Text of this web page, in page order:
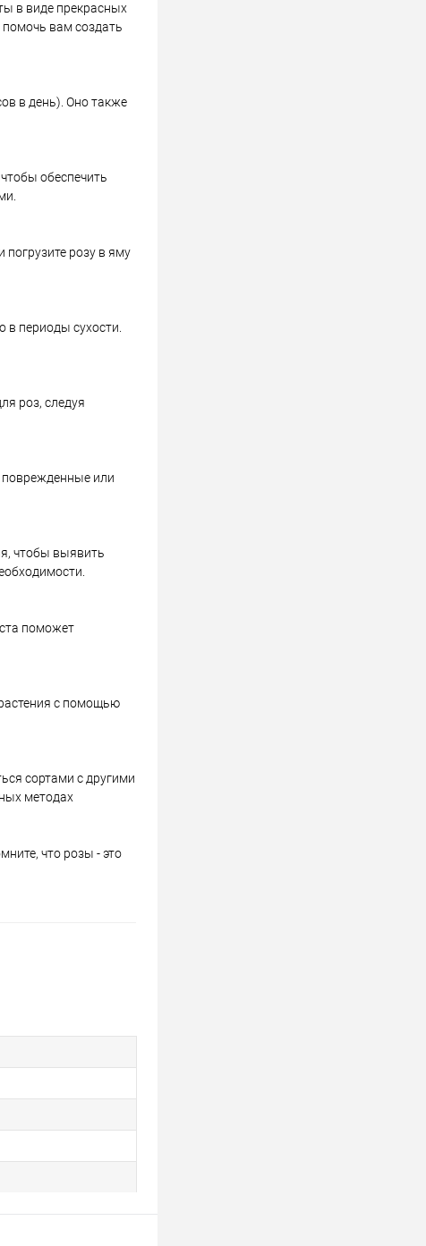
в виде прекрасных
вам создать
в день). Оно также
обеспечить
розу в яму
в периоды сухости.
роз, следуя
поврежденные или
чтобы выявить
поможет
с помощью
сортами с другими
методах
что розы - это